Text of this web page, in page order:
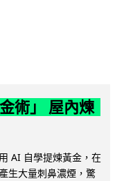
術」 屋內煉
AI 自學提煉黃金，在
生大量刺鼻濃煙，驚